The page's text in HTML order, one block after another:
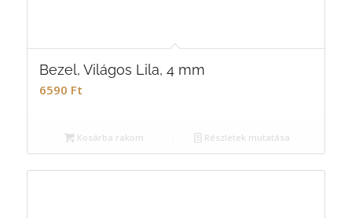
Bezel, Világos Lila, 4 mm
6590 Ft
Kosárba rakom Részletek mutatása